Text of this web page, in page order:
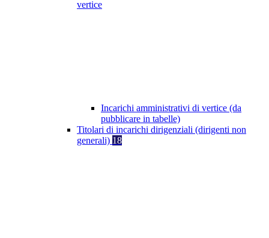
vertice
Incarichi amministrativi di vertice (da
pubblicare in tabelle)
Titolari di incarichi dirigenziali (dirigenti non
generali) 18